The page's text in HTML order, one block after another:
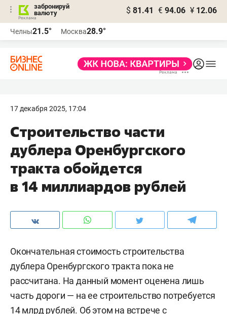
забронируй
валюту
$ 81.41 € 94.06 ¥ 12.06
Челны21.5° Москва28.9°
17 декабря 2025, 17:04
Строительство части
дублера Оренбургского
тракта обойдется
в 14 миллиардов рублей
Окончательная стоимость строительства
дублера Оренбургского тракта пока не
рассчитана. На данный момент оценена лишь
часть дороги — на ее строительство потребуется
14 млрд рублей. Об этом на встрече с